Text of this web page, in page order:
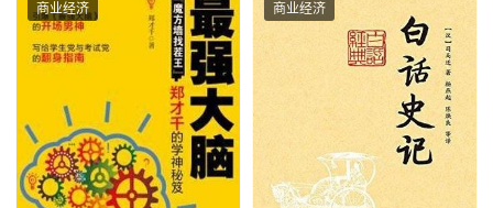
商业经济 商业经济